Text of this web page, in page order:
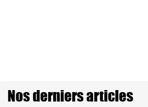
Nos derniers articles